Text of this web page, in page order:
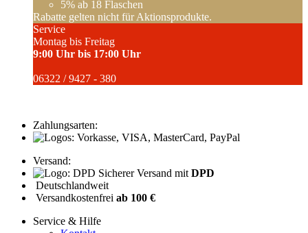
5% ab 18 Flaschen
Rabatte gelten nicht für Aktionsprodukte.
Service
Montag bis Freitag
9:00 Uhr bis 17:00 Uhr
06322 / 9427 - 380
Zahlungsarten:
Versand:
Sicherer Versand mit DPD
Deutschlandweit
Versandkostenfrei ab 100 €
Service & Hilfe